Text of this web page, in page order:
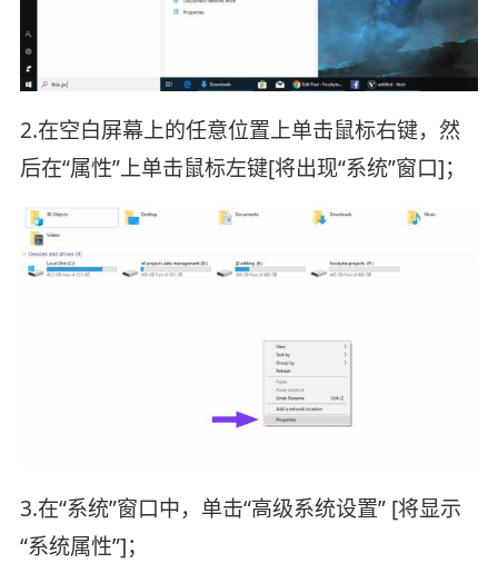
2.在空白屏幕上的任意位置上单击鼠标右键，然
后在“属性”上单击鼠标左键[将出现“系统”窗口]；
3.在“系统”窗口中，单击“高级系统设置” [将显示
“系统属性”]；